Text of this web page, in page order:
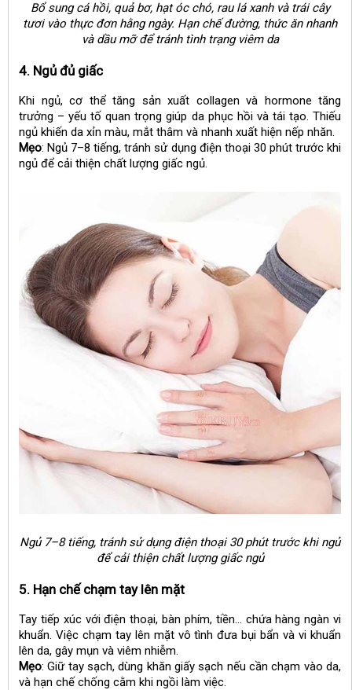
Bổ sung cá hồi, quả bơ, hạt óc chó, rau lá xanh và trái cây
tươi vào thực đơn hằng ngày. Hạn chế đường, thức ăn nhanh
và dầu mỡ để tránh tình trạng viêm da
4. Ngủ đủ giấc
Khi ngủ, cơ thể tăng sản xuất collagen và hormone tăng
trưởng – yếu tố quan trọng giúp da phục hồi và tái tạo. Thiếu
ngủ khiến da xỉn màu, mắt thâm và nhanh xuất hiện nếp nhăn.
Mẹo: Ngủ 7–8 tiếng, tránh sử dụng điện thoại 30 phút trước khi
ngủ để cải thiện chất lượng giấc ngủ.
Ngủ 7–8 tiếng, tránh sử dụng điện thoại 30 phút trước khi ngủ
để cải thiện chất lượng giấc ngủ
5. Hạn chế chạm tay lên mặt
Tay tiếp xúc với điện thoại, bàn phím, tiền… chứa hàng ngàn vi
khuẩn. Việc chạm tay lên mặt vô tình đưa bụi bẩn và vi khuẩn
lên da, gây mụn và viêm nhiễm.
Mẹo: Giữ tay sạch, dùng khăn giấy sạch nếu cần chạm vào da,
và hạn chế chống cằm khi ngồi làm việc.